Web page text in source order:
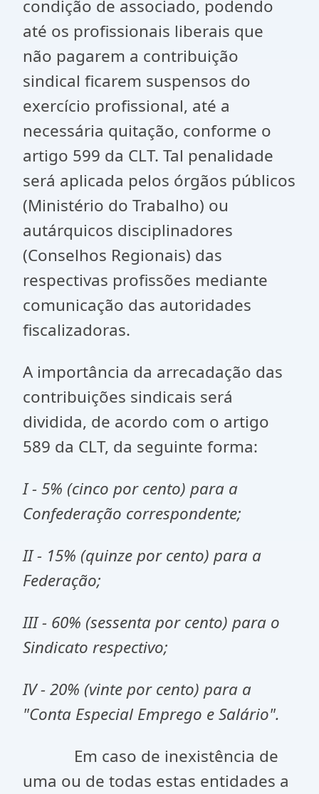
condição de associado, podendo
até os profissionais liberais que
não pagarem a contribuição
sindical ficarem suspensos do
exercício profissional, até a
necessária quitação, conforme o
artigo 599 da CLT. Tal penalidade
será aplicada pelos órgãos públicos
(Ministério do Trabalho) ou
autárquicos disciplinadores
(Conselhos Regionais) das
respectivas profissões mediante
comunicação das autoridades
fiscalizadoras.
A importância da arrecadação das
contribuições sindicais será
dividida, de acordo com o artigo
589 da CLT, da seguinte forma:
I - 5% (cinco por cento) para a
Confederação correspondente;
II - 15% (quinze por cento) para a
Federação;
III - 60% (sessenta por cento) para o
Sindicato respectivo;
IV - 20% (vinte por cento) para a
"Conta Especial Emprego e Salário".
Em caso de inexistência de
uma ou de todas estas entidades a